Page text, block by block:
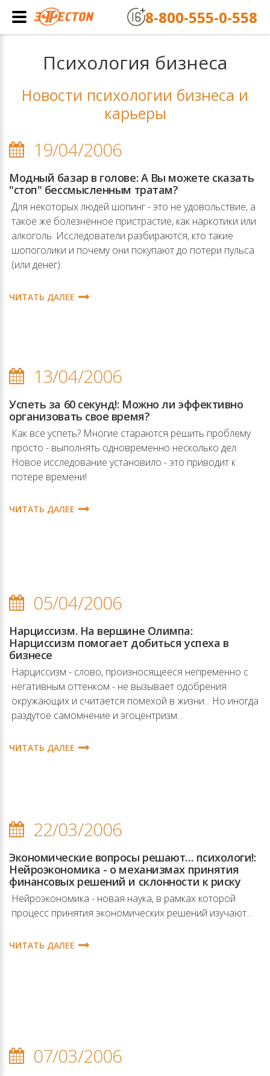
Психология бизнеса
Новости психологии бизнеса и
карьеры
19/04/2006
Модный базар в голове: А Вы можете сказать
"стоп" бессмысленным тратам?
Для некоторых людей шопинг - это не удовольствие, а
такое же болезненное пристрастие, как наркотики или
алкоголь. Исследователи разбираются, кто такие
шопоголики и почему они покупают до потери пульса
(или денег).
ЧИТАТЬ ДАЛЕЕ
13/04/2006
Успеть за 60 секунд!: Можно ли эффективно
организовать свое время?
Как все успеть? Многие стараются решить проблему
просто - выполнять одновременно несколько дел.
Новое исследование установило - это приводит к
потере времени!
ЧИТАТЬ ДАЛЕЕ
05/04/2006
Нарциссизм. На вершине Олимпа:
Нарциссизм помогает добиться успеха в
бизнесе
Нарциссизм - слово, произносящееся непременно с
негативным оттенком - не вызывает одобрения
окружающих и считается помехой в жизни... Но иногда
раздутое самомнение и эгоцентризм...
ЧИТАТЬ ДАЛЕЕ
22/03/2006
Экономические вопросы решают… психологи!:
Нейроэкономика - о механизмах принятия
финансовых решений и склонности к риску
Нейроэкономика - новая наука, в рамках которой
процесс принятия экономических решений изучают...
ЧИТАТЬ ДАЛЕЕ
07/03/2006
8-800-555-0-558